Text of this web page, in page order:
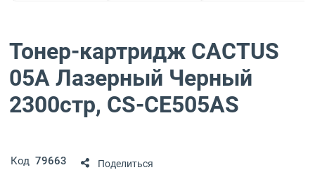
Тонер-картридж CACTUS
05A Лазерный Черный
2300стр, CS-CE505AS
Код 79663 Поделиться